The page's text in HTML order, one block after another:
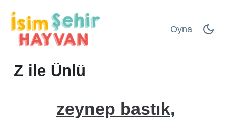
Oyna
Z ile Ünlü
zeynep bastık